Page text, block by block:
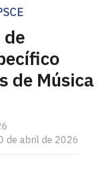
de Música
de abril de 2026